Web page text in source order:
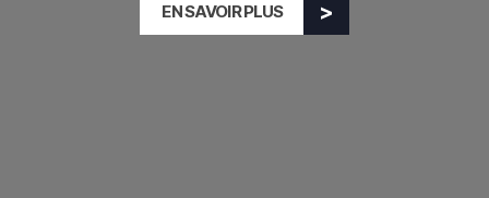
EN SAVOIR PLUS